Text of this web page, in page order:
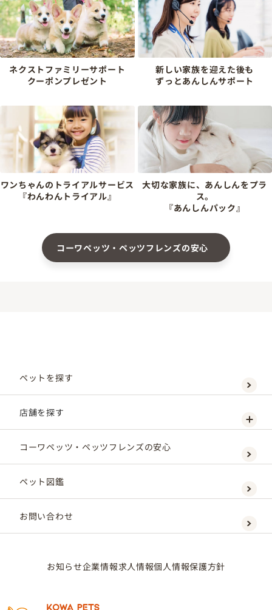
ネクストファミリーサポート
クーポンプレゼント
新しい家族を迎えた後も
ずっとあんしんサポート
ワンちゃんのトライアルサービス
『わんわんトライアル』
大切な家族に、あんしんをプラ
ス。
『あんしんパック』
コーワペッツ・ペッツフレンズの安心
ペットを探す
店舗を探す
コーワペッツ・ペッツフレンズの安心
ペット図鑑
お問い合わせ
お知らせ企業情報求人情報個人情報保護方針